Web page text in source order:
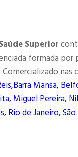
Superior
formada
Mansa,
Miguel Pereira,
Rio de Janeiro,